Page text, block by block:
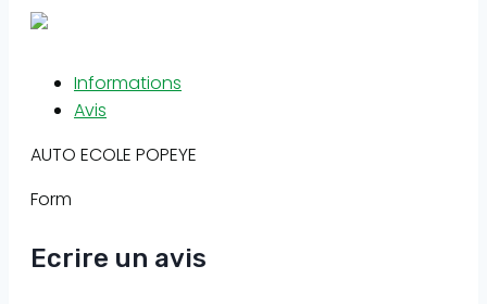
Informations
Avis
AUTO ECOLE POPEYE
Form
Ecrire un avis